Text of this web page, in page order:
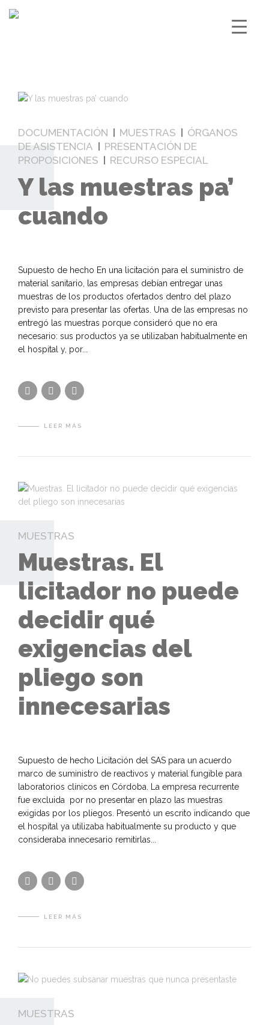
DOCUMENTACIÓN MUESTRAS
ÓRGANOS
DE ASISTENCIA
PRESENTACIÓN DE
PROPOSICIONES
RECURSO ESPECIAL
Y las muestras pa’
cuando
Supuesto de hecho En una licitación para el suministro de
material sanitario, las empresas debían entregar unas
muestras de los productos ofertados dentro del plazo
previsto para presentar las ofertas. Una de las empresas no
entregó las muestras porque consideró que no era
necesario: sus productos ya se utilizaban habitualmente en
el hospital y, por...
LEER MÁS
MUESTRAS
Muestras. El
licitador no puede
decidir qué
exigencias del
pliego son
innecesarias
Supuesto de hecho Licitación del SAS para un acuerdo
marco de suministro de reactivos y material fungible para
laboratorios clínicos en Córdoba. La empresa recurrente
fue excluida por no presentar en plazo las muestras
exigidas por los pliegos. Presentó un escrito indicando que
el hospital ya utilizaba habitualmente su producto y que
consideraba innecesario remitirlas...
LEER MÁS
MUESTRAS